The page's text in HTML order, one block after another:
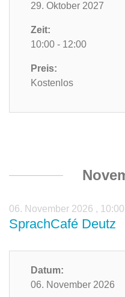
29. Oktober 2027
Zeit:
10:00 - 12:00
Preis:
Kostenlos
06. November 2026 ,
SprachCafé Deutz
Datum:
06. November 2026